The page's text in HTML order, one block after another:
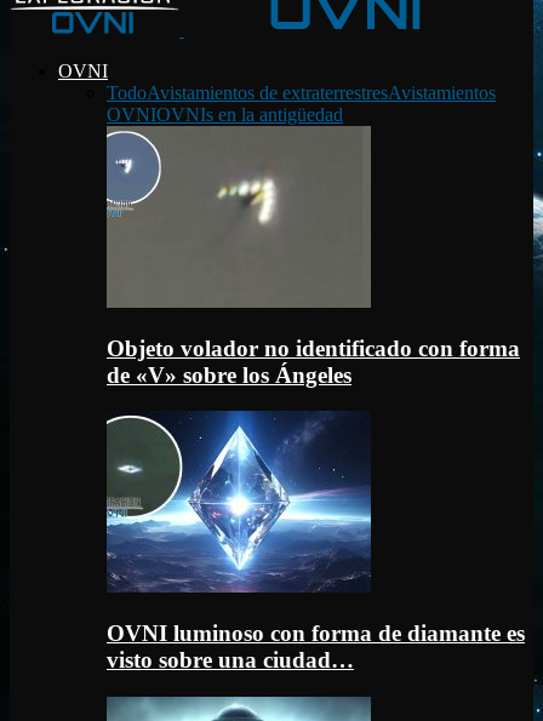
OVNI
TodoAvistamientos de extraterrestresAvistamientos
OVNIOVNIs en la antigüedad
Objeto volador no identificado con forma
de «V» sobre los Ángeles
OVNI luminoso con forma de diamante es
visto sobre una ciudad…